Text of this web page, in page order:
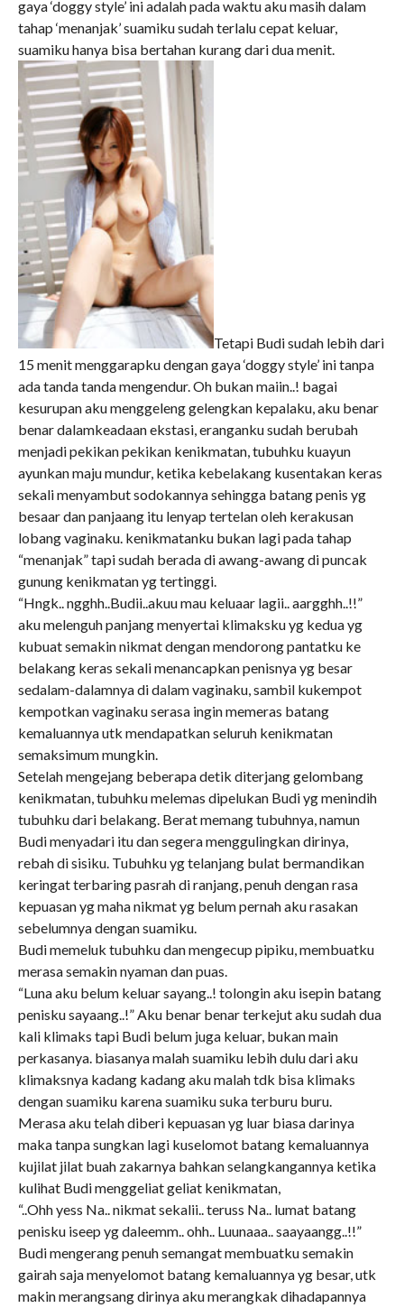
gaya ‘doggy style’ ini adalah pada waktu aku masih dalam
tahap ‘menanjak’ suamiku sudah terlalu cepat keluar,
suamiku hanya bisa bertahan kurang dari dua menit.
Tetapi Budi sudah lebih dari
15 menit menggarapku dengan gaya ‘doggy style’ ini tanpa
ada tanda tanda mengendur. Oh bukan maiin..! bagai
kesurupan aku menggeleng gelengkan kepalaku, aku benar
benar dalamkeadaan ekstasi, eranganku sudah berubah
menjadi pekikan pekikan kenikmatan, tubuhku kuayun
ayunkan maju mundur, ketika kebelakang kusentakan keras
sekali menyambut sodokannya sehingga batang penis yg
besaar dan panjaang itu lenyap tertelan oleh kerakusan
lobang vaginaku. kenikmatanku bukan lagi pada tahap
“menanjak” tapi sudah berada di awang-awang di puncak
gunung kenikmatan yg tertinggi.
“Hngk.. ngghh..Budii..akuu mau keluaar lagii.. aargghh..!!”
aku melenguh panjang menyertai klimaksku yg kedua yg
kubuat semakin nikmat dengan mendorong pantatku ke
belakang keras sekali menancapkan penisnya yg besar
sedalam-dalamnya di dalam vaginaku, sambil kukempot
kempotkan vaginaku serasa ingin memeras batang
kemaluannya utk mendapatkan seluruh kenikmatan
semaksimum mungkin.
Setelah mengejang beberapa detik diterjang gelombang
kenikmatan, tubuhku melemas dipelukan Budi yg menindih
tubuhku dari belakang. Berat memang tubuhnya, namun
Budi menyadari itu dan segera menggulingkan dirinya,
rebah di sisiku. Tubuhku yg telanjang bulat bermandikan
keringat terbaring pasrah di ranjang, penuh dengan rasa
kepuasan yg maha nikmat yg belum pernah aku rasakan
sebelumnya dengan suamiku.
Budi memeluk tubuhku dan mengecup pipiku, membuatku
merasa semakin nyaman dan puas.
“Luna aku belum keluar sayang..! tolongin aku isepin batang
penisku sayaang..!” Aku benar benar terkejut aku sudah dua
kali klimaks tapi Budi belum juga keluar, bukan main
perkasanya. biasanya malah suamiku lebih dulu dari aku
klimaksnya kadang kadang aku malah tdk bisa klimaks
dengan suamiku karena suamiku suka terburu buru.
Merasa aku telah diberi kepuasan yg luar biasa darinya
maka tanpa sungkan lagi kuselomot batang kemaluannya
kujilat jilat buah zakarnya bahkan selangkangannya ketika
kulihat Budi menggeliat geliat kenikmatan,
“..Ohh yess Na.. nikmat sekalii.. teruss Na.. lumat batang
penisku iseep yg daleemm.. ohh.. Luunaaa.. saayaangg..!!”
Budi mengerang penuh semangat membuatku semakin
gairah saja menyelomot batang kemaluannya yg besar, utk
makin merangsang dirinya aku merangkak dihadapannya